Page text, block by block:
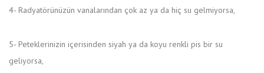
4- Radyatörünüzün vanalarından çok az ya da hiç su gelmiyorsa,
5- Peteklerinizin içerisinden siyah ya da koyu renkli pis bir su
geliyorsa,